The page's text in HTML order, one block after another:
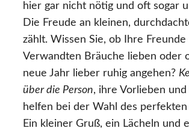
hier gar nicht nötig und oft sogar
Die Freude an kleinen,
zählt. Wissen Sie, ob Ihre
Verwandten Bräuche lieben oder
neue Jahr lieber ruhig angehen?
über die Person, ihre Vorlieben
helfen bei der Wahl des perfekten
Ein kleiner Gruß, ein Lächeln und